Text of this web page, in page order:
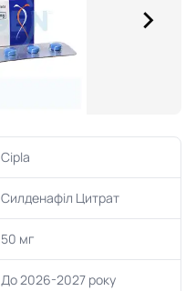
Cipla
Силденафіл Цитрат
50 мг
До 2026-2027 року